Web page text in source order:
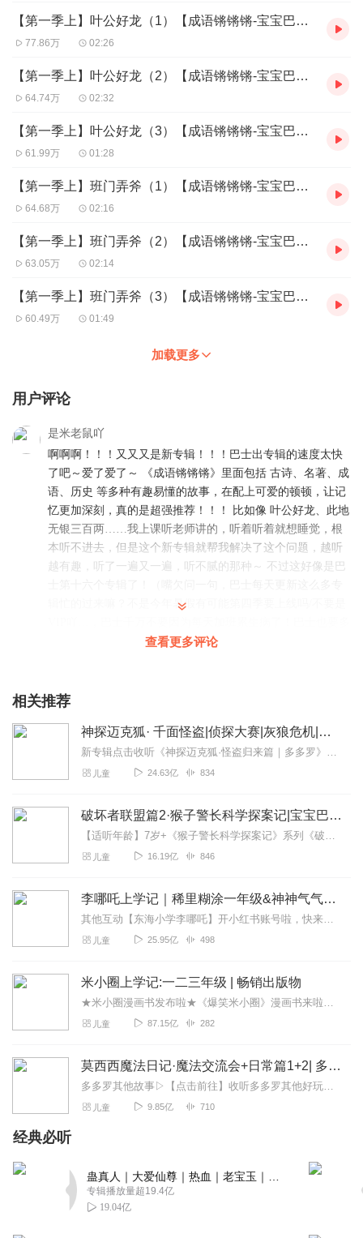
【点击收听】小鸡敦敦国学之经典童谣
【点击收听】小鸡敦敦国学儿歌
【第一季上】叶公好龙（1）【成语锵锵锵-宝宝巴士国学】
77.86万 02:26
【第一季上】叶公好龙（2）【成语锵锵锵-宝宝巴士国学】
64.74万 02:32
【第一季上】叶公好龙（3）【成语锵锵锵-宝宝巴士国学】
61.99万 01:28
【第一季上】班门弄斧（1）【成语锵锵锵-宝宝巴士国学】
64.68万 02:16
【第一季上】班门弄斧（2）【成语锵锵锵-宝宝巴士国学】
63.05万 02:14
【第一季上】班门弄斧（3）【成语锵锵锵-宝宝巴士国学】
60.49万 01:49
加载更多
用户评论
是米老鼠吖
啊啊啊！！！又又又是新专辑！！！巴士出专辑的速度太快
了吧～爱了爱了～ 《成语锵锵锵》里面包括 古诗、名著、成
语、历史 等多种有趣易懂的故事，在配上可爱的顿顿，让记
忆更加深刻，真的是超强推荐！！！ 比如像 叶公好龙、此地
无银三百两……我上课听老师讲的，听着听着就想睡觉，根
本听不进去，但是这个新专辑就帮我解决了这个问题，越听
越有趣，听了一遍又一遍，听不腻的那种～ 不过这好像是巴
辑忙的过来嘛？不是今年暑假有可能第四季要上线吗/不要是
休闲吖！） 永远支持巴士吖！！！
mahanwei
能帮助孩子学习成语,还很爆笑。每次都很好玩儿,笑的孩子直
曲琦的边角料
里，都还保持着自身的特点贪吃贪睡。以前不管是上课的时
(~_~;)，记不怎么住它的意思，但是听了这个专辑后，许多成
语的意思都理解了，很容易就可以记住。每次故事讲完了之
后，小鸡敦敦都会仔细讲解这个成语的意思。更新的速度也
2023-04-22
Teal567
系列都值得拥有哈哈哈
2023-04-22
爱听！宝宝巴士🚌出新专辑了！这次是小鸡顿顿🐥主讲诶！
以前都听不太懂国学知识，现在有了《小鸡国学锵锵锵》就
不怕了！这么有趣的故事应该让大家都听听！
2023-04-30
查看更多评论
相关推荐
神探迈克狐· 千面怪盗|侦探大赛|灰狼危机|多多罗
新专辑点击收听《神探迈克狐·怪盗归来篇｜多多罗》！！！>>>点击进入主播橱窗购买《神探迈克狐》系列图书吧!<<<多多罗故事【点击前往】收听多多罗其他好玩有趣的故...
儿童 24.63亿 834
破坏者联盟篇2·猴子警长科学探案记|宝宝巴士故事
【适听年龄】7岁+《猴子警长科学探案记》系列《破坏者联盟篇1·猴子警长科学探案记》>>>《破坏者联盟篇2·猴子警长科学探案记》>>>《破坏者联盟篇3·猴子警长科...
儿童 16.19亿 846
李哪吒上学记｜稀里糊涂一年级&神神气气二年级
其他互动【东海小学李哪吒】开小红书账号啦，快来关注和李哪吒成为好朋友！有机会免费领儿童会员、官方周边！【点击加入】东海小学广播站圈子，更多互动！李哪吒全新冒险番...
儿童 25.95亿 498
米小圈上学记:一二三年级 | 畅销出版物
★米小圈漫画书发布啦★《爆笑米小圈》漫画书来啦《米小圈上学记》一二三年级正版广播剧！《米小圈上学记》系列是儿童作家北猫最新创作的儿童小说系列，作品诙谐幽默、好...
儿童 87.15亿 282
莫西西魔法日记·魔法交流会+日常篇1+2| 多多罗
多多罗其他故事▷【点击前往】收听多多罗其他好玩有趣的故事▷【点击加入】多多罗圈子，和粉丝们一起互动吧！关注公众号：多多罗故事欢迎关注微信公众号/小红书：多多罗...
儿童 9.85亿 710
经典必听
专辑播放量超19.4亿
19.04亿